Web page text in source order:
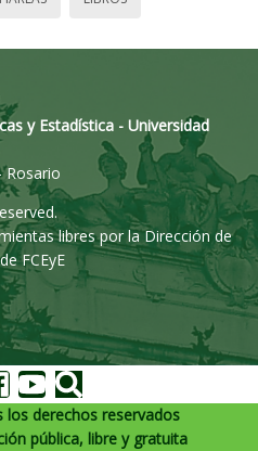
y Estadística - Universidad
Rosario
libres por la Dirección de
FCEyE
los derechos reservados
pública, libre y gratuita